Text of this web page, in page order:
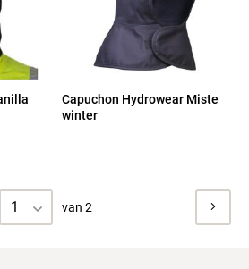
Capuchon Hydrowear Miste
winter
1 van 2